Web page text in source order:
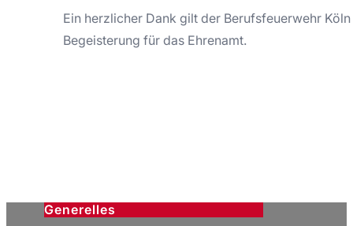
Ein herzlicher Dank gilt der Berufsfeuerwehr
Begeisterung für das Ehrenamt.
Generelles